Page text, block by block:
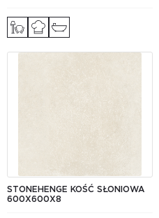
STONEHENGE KOŚĆ SŁONIOWA
600X600X8